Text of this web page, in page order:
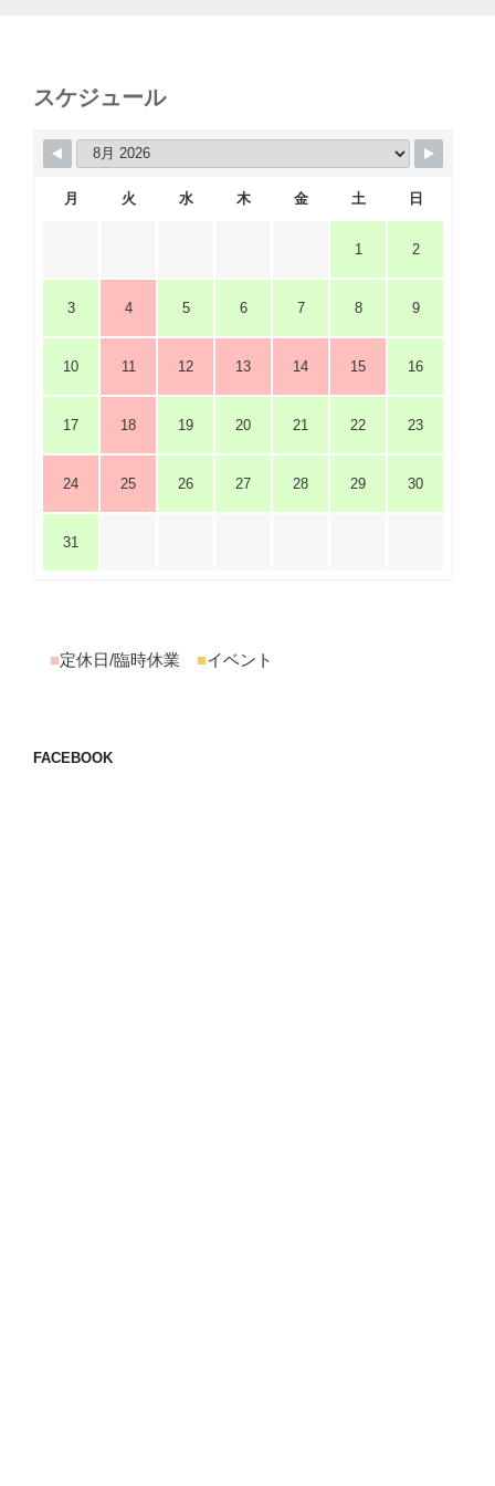
スケジュール
月 火 水 木 金 土 日
1 2
3 4 5 6 7 8 9
10 11 12 13 14 15 16
17 18 19 20 21 22 23
24 25 26 27 28 29 30
31
■定休日/臨時休業 ■イベント
FACEBOOK